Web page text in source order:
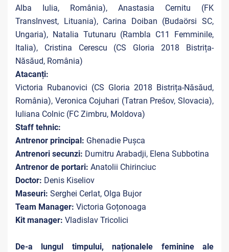
Alba Iulia, România), Anastasia Cernitu (FK
TransInvest, Lituania), Carina Doiban (Budaörsi SC,
Ungaria), Natalia Tutunaru (Rambla C11 Femminile,
Italia), Cristina Cerescu (CS Gloria 2018 Bistrița-
Năsăud, România)
Atacanți:
Victoria Rubanovici (CS Gloria 2018 Bistrița-Năsăud,
România), Veronica Cojuhari (Tatran Prešov, Slovacia),
Iuliana Colnic (FC Zimbru, Moldova)
Staff tehnic:
Antrenor principal: Ghenadie Pușca
Antrenori secunzi: Dumitru Arabadji, Elena Subbotina
Antrenor de portari: Anatolii Chirinciuc
Doctor: Denis Kiseliov
Maseuri: Serghei Cerlat, Olga Bujor
Team Manager: Victoria Goțonoaga
Kit manager: Vladislav Tricolici
De-a lungul timpului, naționalele feminine ale